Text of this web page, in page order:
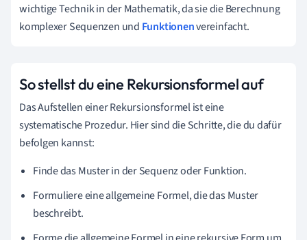
wichtige Technik in der Mathematik, da sie die Berechnung
komplexer Sequenzen und Funktionenvereinfacht.
So stellst du eine Rekursionsformel auf
Das Aufstellen einer Rekursionsformel ist eine
systematische Prozedur. Hier sind die Schritte, die du dafür
befolgen kannst:
Finde das Muster in der Sequenz oder Funktion.
Formuliere eine allgemeine Formel, die das Muster
beschreibt.